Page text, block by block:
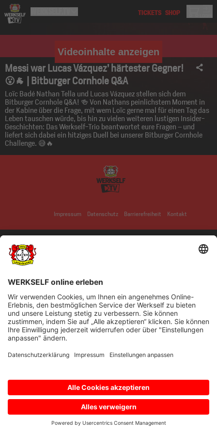
Videoinhalte anzeigen
Messi war Lucas Vázquez’ härtester Gegner!
😮🐐 | Bitburger Cornhole Q&A
Loïc Badé Nathan Tella und Lucas Vázquez stellen sich dem
Bitburger Cornhole Q&A! 🍻 Von Nathans peinlichstem Moment in
der Kabine über die Frage, mit wem Loïc gerne mal für einen Tag das
Leben tauschen würde, bis hin zu vielen weiteren lustigen Insider-
Geschichten: Das Werkself-Trio beantwortet eure Fragen – und
liefert sich dabei ein hitziges Duell bei unserer Bitburger Cornhole
Challenge. 😅🔥
Impressum Datenschutz Barrierefreiheit Kontakt